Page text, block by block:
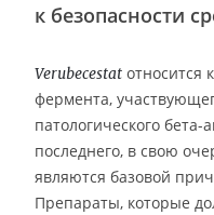
к безопасности
Verubecestat относится
фермента,
патологического
последнего, в свою
являются базовой
Препараты, которые